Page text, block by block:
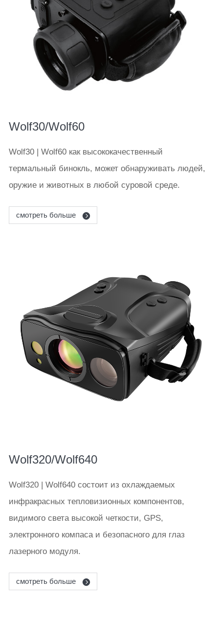
Wolf30/Wolf60
Wolf30 | Wolf60 как высококачественный
термальный бинокль, может обнаруживать людей,
оружие и животных в любой суровой среде.
смотреть больше
Wolf320/Wolf640
Wolf320 | Wolf640 состоит из охлаждаемых
инфракрасных тепловизионных компонентов,
видимого света высокой четкости, GPS,
электронного компаса и безопасного для глаз
лазерного модуля.
смотреть больше